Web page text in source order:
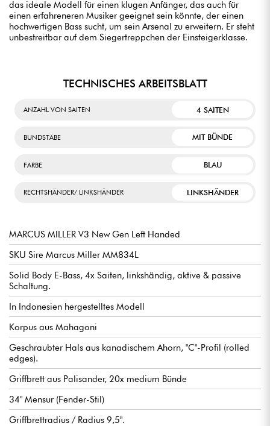
das ideale Modell für einen klugen Anfänger, das auch für
einen erfahreneren Musiker geeignet sein könnte, der einen
hochwertigen Bass sucht, um sein Arsenal zu erweitern. Er steht
unbestreitbar auf dem Siegertreppchen der Einsteigerklasse.
TECHNISCHES ARBEITSBLATT
ANZAHL VON SAITEN 4 SAITEN
BUNDSTÄBE MIT BÜNDE
FARBE BLAU
RECHTSHÄNDER/ LINKSHÄNDER LINKSHÄNDER
MARCUS MILLER V3 New Gen Left Handed
SKU Sire Marcus Miller MM834L
Solid Body E-Bass, 4x Saiten, linkshändig, aktive & passive
Schaltung.
In Indonesien hergestelltes Modell
Korpus aus Mahagoni
Geschraubter Hals aus kanadischem Ahorn, "C"-Profil (rolled
edges).
Griffbrett aus Palisander, 20x medium Bünde
34" Mensur (Fender-Stil)
Griffbrettradius / Radius 9,5".